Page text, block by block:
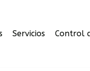
Servicios Control